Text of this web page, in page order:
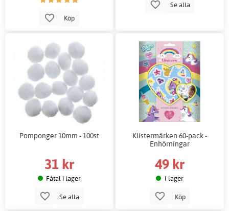
Köp
Se alla
Pomponger 10mm - 100st
31 kr
Fåtal i lager
Se alla
Klistermärken 60-pack -
Enhörningar
49 kr
I lager
Köp